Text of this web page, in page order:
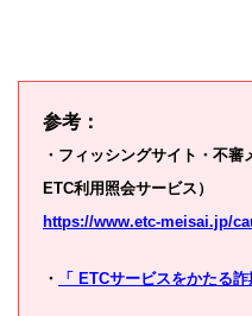
参考：
・フィッシングサイト・不審
ETC利用照会サービス）
https://www.etc-meisai.jp/
・ 「 ETCサービスをかたる